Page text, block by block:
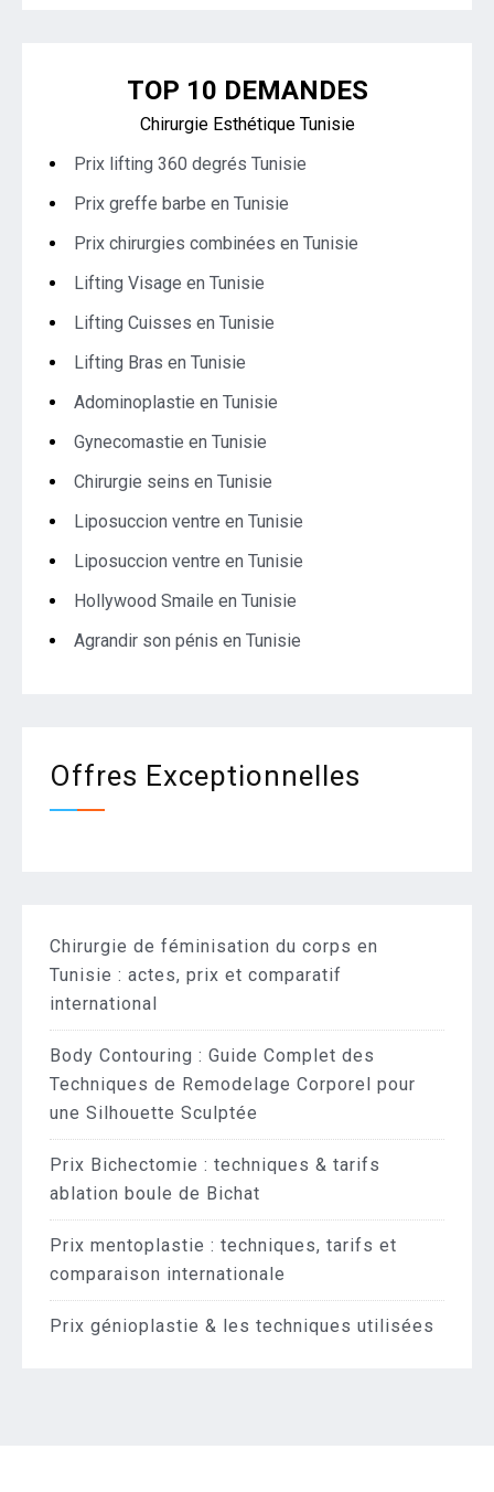
TOP 10 DEMANDES
Chirurgie Esthétique Tunisie
Prix lifting 360 degrés Tunisie
Prix greffe barbe en Tunisie
Prix chirurgies combinées en Tunisie
Lifting Visage en Tunisie
Lifting Cuisses en Tunisie
Lifting Bras en Tunisie
Adominoplastie en Tunisie
Gynecomastie en Tunisie
Chirurgie seins en Tunisie
Liposuccion ventre en Tunisie
Liposuccion ventre en Tunisie
Hollywood Smaile en Tunisie
Agrandir son pénis en Tunisie
Offres Exceptionnelles
Chirurgie de féminisation du corps en
Tunisie : actes, prix et comparatif
international
Body Contouring : Guide Complet des
Techniques de Remodelage Corporel pour
une Silhouette Sculptée
Prix Bichectomie : techniques & tarifs
ablation boule de Bichat
Prix mentoplastie : techniques, tarifs et
comparaison internationale
Prix génioplastie & les techniques utilisées